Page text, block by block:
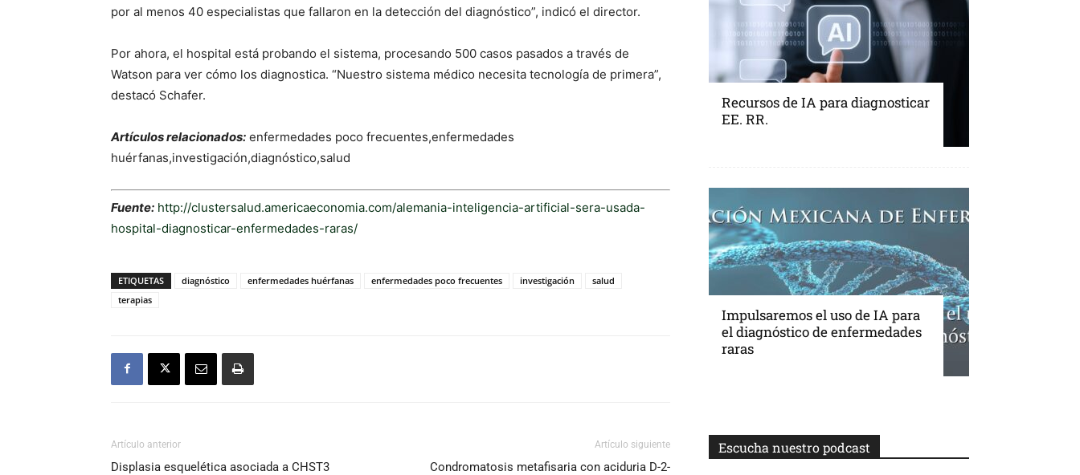
por al menos 40 especialistas que fallaron en la detección del diagnóstico”, indicó el director.
Por ahora, el hospital está probando el sistema, procesando 500 casos pasados a través de
Watson para ver cómo los diagnostica. “Nuestro sistema médico necesita tecnología de primera”,
destacó Schafer.
Artículos relacionados: enfermedades poco frecuentes,enfermedades
huérfanas,investigación,diagnóstico,salud
Fuente: http://clustersalud.americaeconomia.com/alemania-inteligencia-artificial-sera-usada-
hospital-diagnosticar-enfermedades-raras/
ETIQUETAS diagnóstico enfermedades huérfanas enfermedades poco frecuentes investigación
salud
terapias
Artículo anterior
Displasia esquelética asociada a CHST3
Artículo siguiente
Condromatosis metafisaria con aciduria D-2-
Recursos de IA para diagnosticar
EE. RR.
Impulsaremos el uso de IA para
el diagnóstico de enfermedades
raras
Escucha nuestro podcast